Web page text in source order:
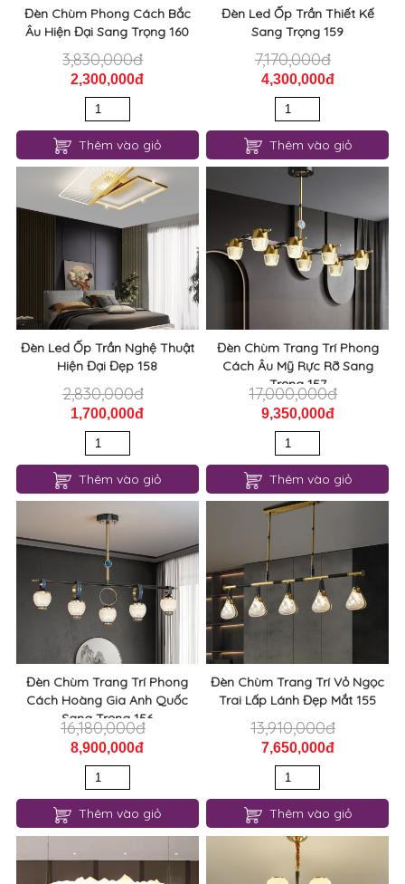
Đèn Chùm Phong Cách Bắc
Âu Hiện Đại Sang Trọng 160
3,830,000đ
2,300,000đ
Thêm vào giỏ
Đèn Led Ốp Trần Thiết Kế
Sang Trọng 159
7,170,000đ
4,300,000đ
Thêm vào giỏ
Đèn Led Ốp Trần Nghệ Thuật
Hiện Đại Đẹp 158
2,830,000đ
1,700,000đ
Thêm vào giỏ
Đèn Chùm Trang Trí Phong
Cách Âu Mỹ Rực Rỡ Sang
Trọng 157
17,000,000đ
9,350,000đ
Thêm vào giỏ
Đèn Chùm Trang Trí Phong
Cách Hoàng Gia Anh Quốc
Sang Trọng 156
16,180,000đ
8,900,000đ
Thêm vào giỏ
Đèn Chùm Trang Trí Vỏ Ngọc
Trai Lấp Lánh Đẹp Mắt 155
13,910,000đ
7,650,000đ
Thêm vào giỏ